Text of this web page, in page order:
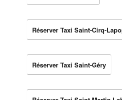
Réserver Taxi Saint-Cirq-
Réserver Taxi Saint-Géry